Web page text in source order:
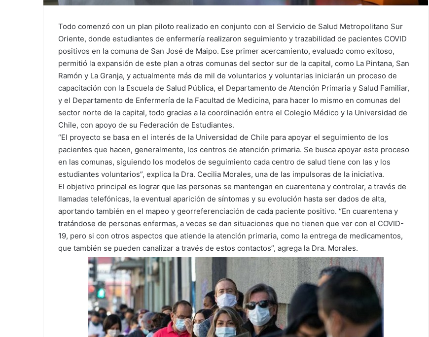
Todo comenzó con un plan piloto realizado en conjunto con el Servicio de Salud Metropolitano Sur
Oriente, donde estudiantes de enfermería realizaron seguimiento y trazabilidad de pacientes COVID
positivos en la comuna de San José de Maipo. Ese primer acercamiento, evaluado como exitoso,
permitió la expansión de este plan a otras comunas del sector sur de la capital, como La Pintana, San
Ramón y La Granja, y actualmente más de mil de voluntarios y voluntarias iniciarán un proceso de
capacitación con la Escuela de Salud Pública, el Departamento de Atención Primaria y Salud Familiar,
y el Departamento de Enfermería de la Facultad de Medicina, para hacer lo mismo en comunas del
sector norte de la capital, todo gracias a la coordinación entre el Colegio Médico y la Universidad de
Chile, con apoyo de su Federación de Estudiantes.
“El proyecto se basa en el interés de la Universidad de Chile para apoyar el seguimiento de los
pacientes que hacen, generalmente, los centros de atención primaria. Se busca apoyar este proceso
en las comunas, siguiendo los modelos de seguimiento cada centro de salud tiene con las y los
estudiantes voluntarios”, explica la Dra. Cecilia Morales, una de las impulsoras de la iniciativa.
El objetivo principal es lograr que las personas se mantengan en cuarentena y controlar, a través de
llamadas telefónicas, la eventual aparición de síntomas y su evolución hasta ser dados de alta,
aportando también en el mapeo y georreferenciación de cada paciente positivo. “En cuarentena y
tratándose de personas enfermas, a veces se dan situaciones que no tienen que ver con el COVID-
19, pero si con otros aspectos que atiende la atención primaria, como la entrega de medicamentos,
que también se pueden canalizar a través de estos contactos”, agrega la Dra. Morales.